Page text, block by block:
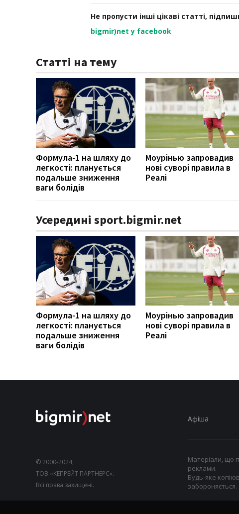
Не пропусти інші цікаві статті,
bigmir)net у facebook
Статті на тему
Формула-1 на шляху до
легкості: планується
подальше зниження
ваги болідів
Моурінью запровадив
нові суворі правила в
Реалі
Усередині sport.bigmir.net
Формула-1 на шляху до
легкості: планується
подальше зниження
ваги болідів
Моурінью запровадив
нові суворі правила в
Реалі
© 2000-2024,
ТОВ «КЕПРЕЙТ ПАРТНЕРС».
Всі права захищені.
Афіша
Матеріали, що
реклами.
Будь-яке
забороняється.